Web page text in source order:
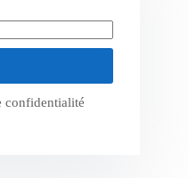
confidentialité